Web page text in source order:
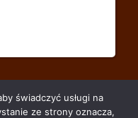
świadczyć usługi na
ze strony oznacza,